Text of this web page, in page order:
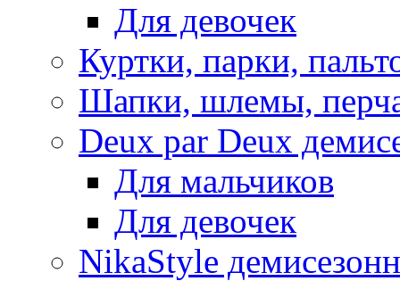
Для девочек
Куртки, парки,
Шапки, шлемы,
Deux par Deux
Для мальчиков
Для девочек
NikaStyle